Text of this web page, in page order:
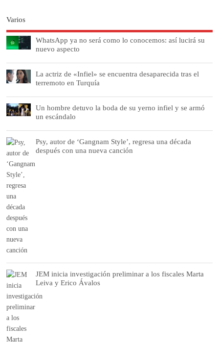
Varios
WhatsApp ya no será como lo conocemos: así lucirá su
nuevo aspecto
La actriz de «Infiel» se encuentra desaparecida tras el
terremoto en Turquía
Un hombre detuvo la boda de su yerno infiel y se armó
un escándalo
Psy, autor de ‘Gangnam Style’, regresa una década
después con una nueva canción
JEM inicia investigación preliminar a los fiscales Marta
Leiva y Erico Ávalos